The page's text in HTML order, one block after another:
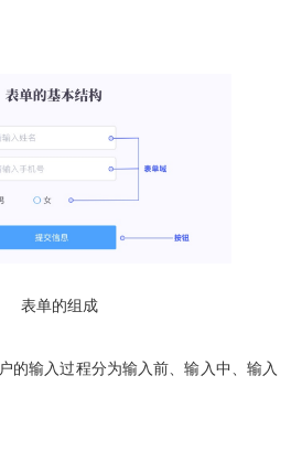
表单的组成
的输入过程分为输入前、输入中、输入